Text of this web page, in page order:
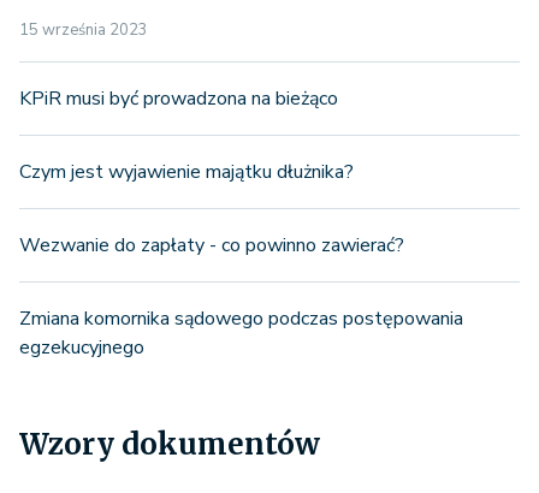
15 września 2023
KPiR musi być prowadzona na bieżąco
Czym jest wyjawienie majątku dłużnika?
Wezwanie do zapłaty - co powinno zawierać?
Zmiana komornika sądowego podczas postępowania
egzekucyjnego
Wzory dokumentów